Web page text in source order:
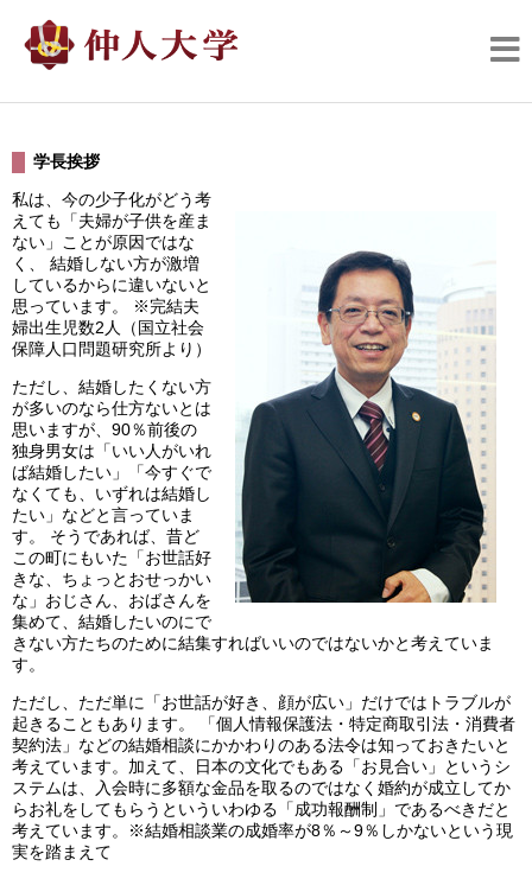
学長挨拶
私は、今の少子化がどう考
えても「夫婦が子供を産ま
ない」ことが原因ではな
く、 結婚しない方が激増
しているからに違いないと
思っています。 ※完結夫
婦出生児数2人（国立社会
保障人口問題研究所より）
ただし、結婚したくない方
が多いのなら仕方ないとは
思いますが、90％前後の
独身男女は「いい人がいれ
ば結婚したい」「今すぐで
なくても、いずれは結婚し
たい」などと言っていま
す。 そうであれば、昔ど
この町にもいた「お世話好
きな、ちょっとおせっかい
な」おじさん、おばさんを
集めて、結婚したいのにで
きない方たちのために結集すればいいのではないかと考えていま
す。
ただし、ただ単に「お世話が好き、顔が広い」だけではトラブルが
起きることもあります。 「個人情報保護法・特定商取引法・消費者
契約法」などの結婚相談にかかわりのある法令は知っておきたいと
考えています。加えて、日本の文化でもある「お見合い」というシ
ステムは、入会時に多額な金品を取るのではなく婚約が成立してか
らお礼をしてもらうといういわゆる「成功報酬制」であるべきだと
考えています。※結婚相談業の成婚率が8％～9％しかないという現
実を踏まえて